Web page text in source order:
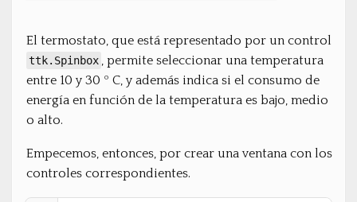
El termostato, que está representado por un control
ttk.Spinbox , permite seleccionar una temperatura
entre 10 y 30 º C, y además indica si el consumo de
energía en función de la temperatura es bajo, medio
o alto.
Empecemos, entonces, por crear una ventana con los
controles correspondientes.